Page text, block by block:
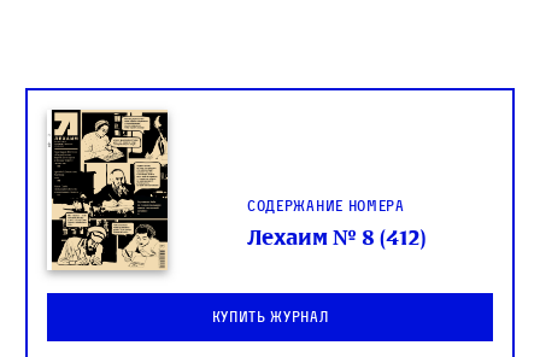
Содержание номера
Лехаим № 8 (412)
Купить журнал